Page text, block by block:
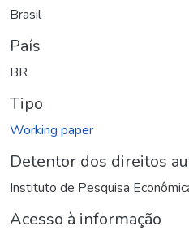
Brasil
País
BR
Tipo
Working paper
Detentor dos direitos
Instituto de Pesquisa
Acesso à informação